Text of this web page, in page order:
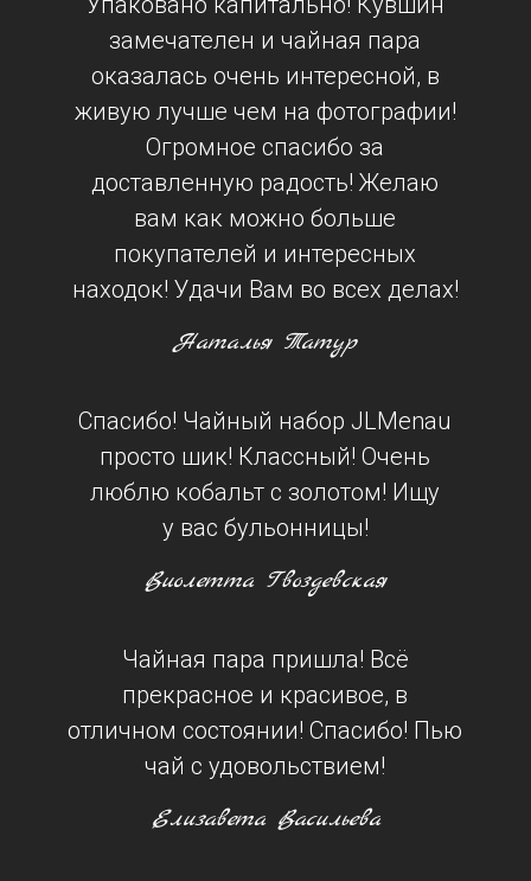
замечателен и чайная пара
оказалась очень интересной, в
живую лучше чем на фотографии!
Огромное спасибо за
доставленную радость! Желаю
вам как можно больше
покупателей и интересных
находок! Удачи Вам во всех делах!
Наталья Татур
Спасибо! Чайный набор JLMenau
просто шик! Классный! Очень
люблю кобальт с золотом! Ищу
у вас бульонницы!
Виолетта Гвоздевская
Чайная пара пришла! Всё
прекрасное и красивое, в
отличном состоянии! Спасибо! Пью
чай с удовольствием!
Елизавета Васильева